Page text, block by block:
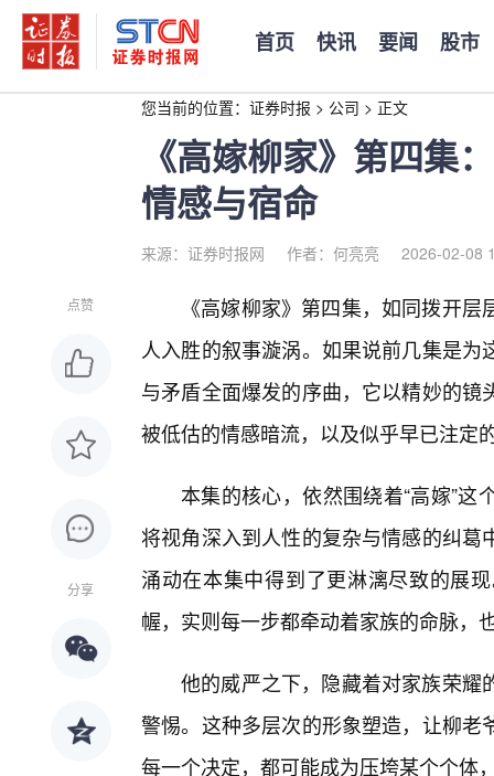
首页 快讯 要闻 股市
您当前的位置： 证券时报 > 公司 > 正文
《高嫁柳家》第四集
情感与宿命
来源：证券时报网 作者：何亮亮 2026-02-08
点赞
分享
《高嫁柳家》第四集，如同拨开
人入胜的叙事漩涡。如果说前几集是
与矛盾全面爆发的序曲，它以精妙的
被低估的情感暗流，以及似乎早已注定
本集的核心，依然围绕着“高嫁”
将视角深入到人性的复杂与情感的纠
涌动在本集中得到了更淋漓尽致的展
幄，实则每一步都牵动着家族的命脉，
他的威严之下，隐藏着对家族荣耀
警惕。这种多层次的形象塑造，让柳
每一个决定，都可能成为压垮某个个体